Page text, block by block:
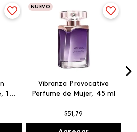
100
NUEVO
Vibranza Provocative
Perfume de Mujer, 45 ml
$51 ,79